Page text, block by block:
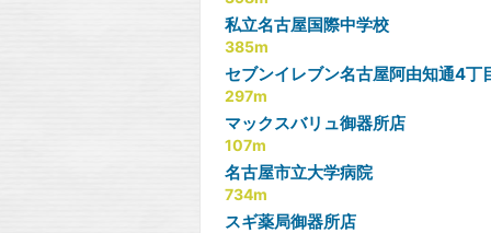
私立名古屋国際中学校
385m
セブンイレブン名古屋阿由知通4丁
297m
マックスバリュ御器所店
107m
名古屋市立大学病院
734m
スギ薬局御器所店